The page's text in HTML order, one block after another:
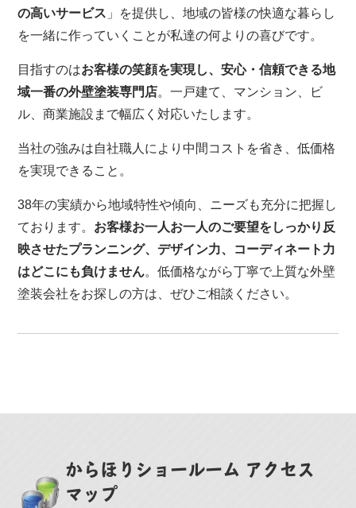
の高いサービス 」を提供し、地域の皆様の快適な暮らし
を一緒に作っていくことが私達の何よりの喜びです。
目指すのはお客様の笑顔を実現し、安心・信頼できる地
域一番の外壁塗装専門店。一戸建て、マンション、ビ
ル、商業施設まで幅広く対応いたします。
当社の強みは自社職人により中間コストを省き、低価格
を実現できること。
38年の実績から地域特性や傾向、ニーズも充分に把握し
ております。 お客様お一人お一人のご要望をしっかり反
映させたプランニング、デザイン力、コーディネート力
はどこにも負けません。低価格ながら丁寧で上質な外壁
塗装会社をお探しの方は、ぜひご相談ください。
からほりショールーム アクセス
マップ